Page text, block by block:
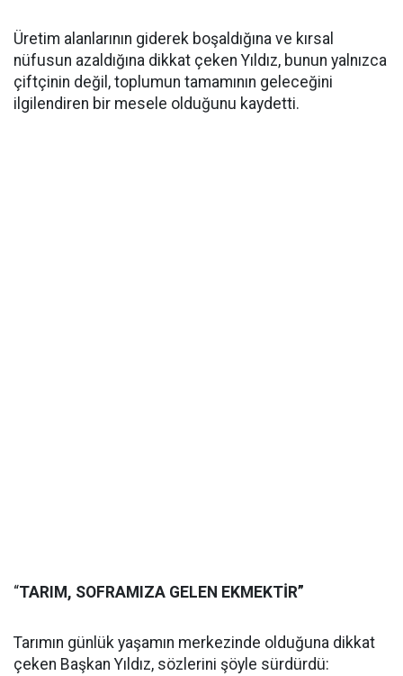
Üretim alanlarının giderek boşaldığına ve kırsal
nüfusun azaldığına dikkat çeken Yıldız, bunun yalnızca
çiftçinin değil, toplumun tamamının geleceğini
ilgilendiren bir mesele olduğunu kaydetti.
“TARIM, SOFRAMIZA GELEN EKMEKTİR”
Tarımın günlük yaşamın merkezinde olduğuna dikkat
çeken Başkan Yıldız, sözlerini şöyle sürdürdü: